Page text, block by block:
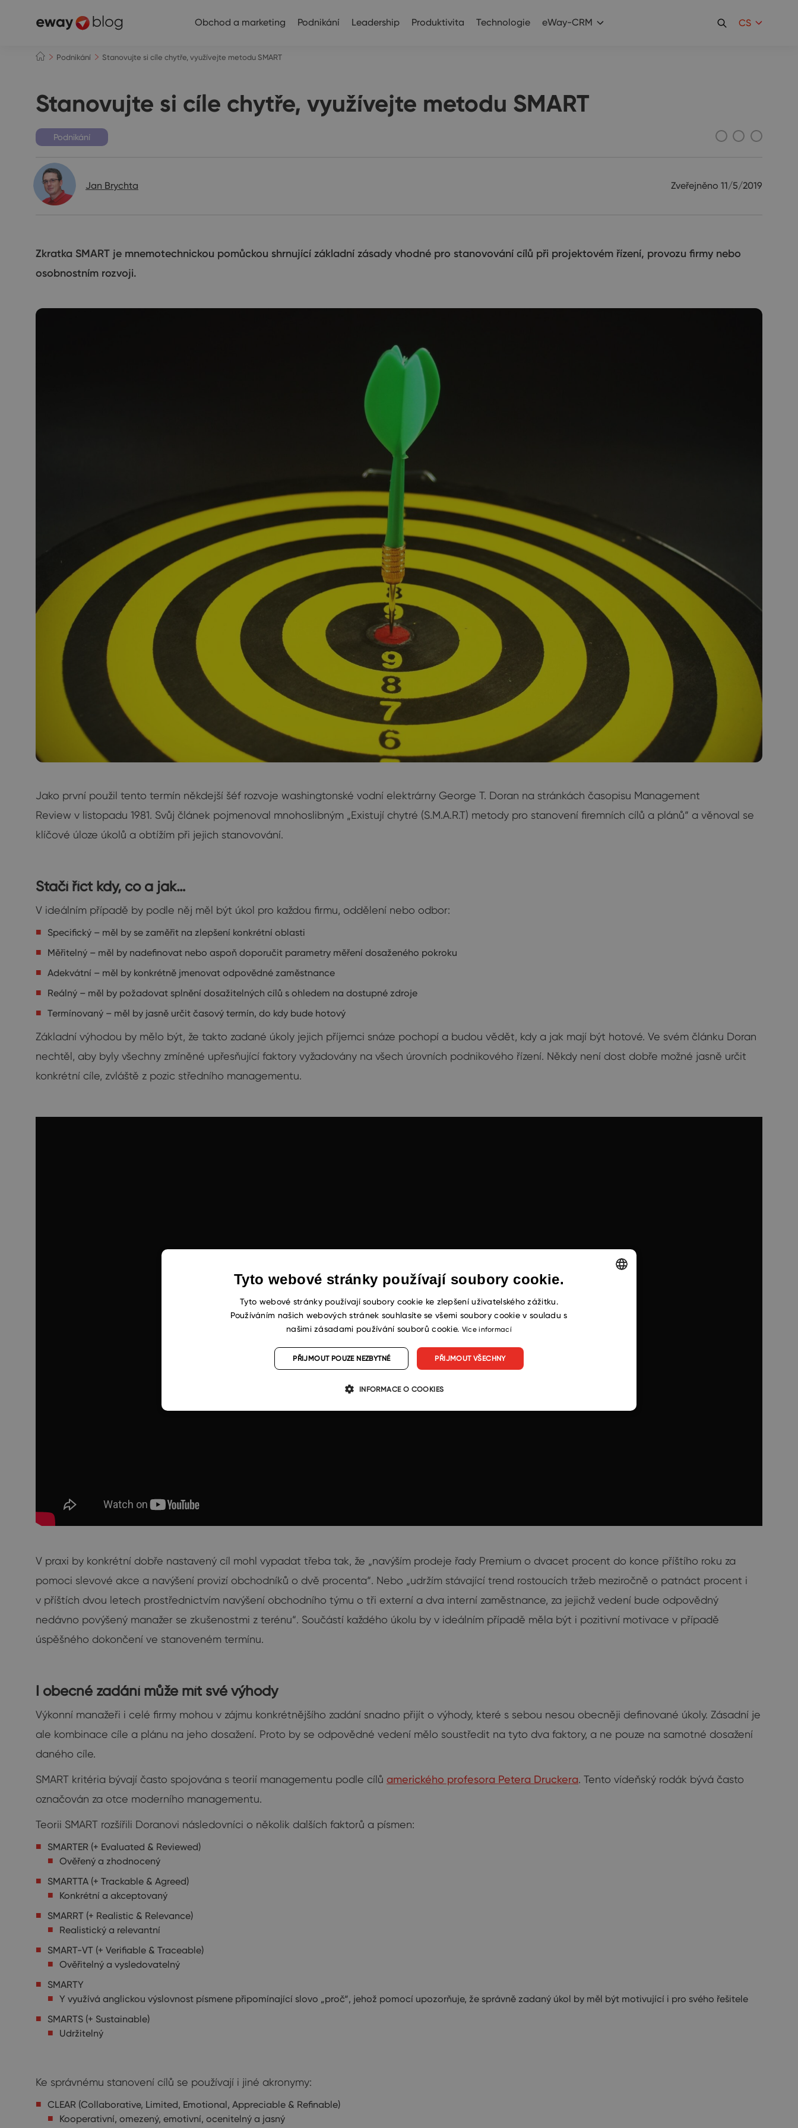
Obchod a marketing Podnikání Leadership Produktivita Technologie eWay-CRM CS
Podnikání Stanovujte si cíle chytře, využívejte metodu SMART
Stanovujte si cíle chytře, využívejte metodu SMART
Podnikání
Jan Brychta Zveřejněno 11/5/2019
Zkratka SMART je mnemotechnickou pomůckou shrnující základní zásady vhodné pro stanovování cílů při projektovém řízení, provozu firmy nebo
osobnostním rozvoji.
Jako první použil tento termín někdejší šéf rozvoje washingtonské vodní elektrárny George T. Doran na stránkách časopisu Management
Review v listopadu 1981. Svůj článek pojmenoval mnohoslibným „Existují chytré (S.M.A.R.T) metody pro stanovení firemních cílů a plánů“ a věnoval se
klíčové úloze úkolů a obtížím při jejich stanovování.
Stačí říct kdy, co a jak…
V ideálním případě by podle něj měl být úkol pro každou firmu, oddělení nebo odbor:
Specifický – měl by se zaměřit na zlepšení konkrétní oblasti
Měřitelný – měl by nadefinovat nebo aspoň doporučit parametry měření dosaženého pokroku
Adekvátní – měl by konkrétně jmenovat odpovědné zaměstnance
Reálný – měl by požadovat splnění dosažitelných cílů s ohledem na dostupné zdroje
Termínovaný – měl by jasně určit časový termín, do kdy bude hotový
Základní výhodou by mělo být, že takto zadané úkoly jejich příjemci snáze pochopí a budou vědět, kdy a jak mají být hotové. Ve svém článku Doran
nechtěl, aby byly všechny zmíněné upřesňující faktory vyžadovány na všech úrovních podnikového řízení. Někdy není dost dobře možné jasně určit
konkrétní cíle, zvláště z pozic středního managementu.
V praxi by konkrétní dobře nastavený cíl mohl vypadat třeba tak, že „navýším prodeje řady Premium o dvacet procent do konce příštího roku za
pomoci slevové akce a navýšení provizí obchodníků o dvě procenta“. Nebo „udržím stávající trend rostoucích tržeb meziročně o patnáct procent i
v příštích dvou letech prostřednictvím navýšení obchodního týmu o tři externí a dva interní zaměstnance, za jejichž vedení bude odpovědný
nedávno povýšený manažer se zkušenostmi z terénu“. Součástí každého úkolu by v ideálním případě měla být i pozitivní motivace v případě
úspěšného dokončení ve stanoveném termínu.
I obecné zadání může mít své výhody
Výkonní manažeři i celé firmy mohou v zájmu konkrétnějšího zadání snadno přijít o výhody, které s sebou nesou obecněji definované úkoly. Zásadní je
ale kombinace cíle a plánu na jeho dosažení. Proto by se odpovědné vedení mělo soustředit na tyto dva faktory, a ne pouze na samotné dosažení
daného cíle.
SMART kritéria bývají často spojována s teorií managementu podle cílů amerického profesora Petera Druckera. Tento vídeňský rodák bývá často
označován za otce moderního managementu.
Teorii SMART rozšířili Doranovi následovníci o několik dalších faktorů a písmen:
SMARTER (+ Evaluated & Reviewed)
Ověřený a zhodnocený
SMARTTA (+ Trackable & Agreed)
Konkrétní a akceptovaný
SMARRT (+ Realistic & Relevance)
Realistický a relevantní
SMART-VT (+ Verifiable & Traceable)
Ověřitelný a vysledovatelný
SMARTY
Y využívá anglickou výslovnost písmene připomínající slovo „proč“, jehož pomocí upozorňuje, že správně zadaný úkol by měl být motivující i pro svého řešitele
SMARTS (+ Sustainable)
Udržitelný
Ke správnému stanovení cílů se používají i jiné akronymy:
CLEAR (Collaborative, Limited, Emotional, Appreciable & Refinable)
Kooperativní, omezený, emotivní, ocenitelný a jasný
Tyto webové stránky používají soubory cookie.
Tyto webové stránky používají soubory cookie ke zlepšení uživatelského zážitku.
Používáním našich webových stránek souhlasíte se všemi soubory cookie v souladu s
našimi zásadami používání souborů cookie. Více informací
PŘIJMOUT VŠECHNY
PŘIJMOUT POUZE NEZBYTNÉ
INFORMACE O COOKIES